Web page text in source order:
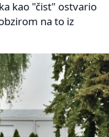
kao "čist" ostvario
na to iz